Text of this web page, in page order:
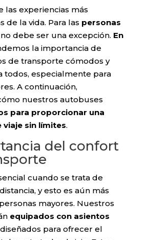
las experiencias más
de la vida. Para las personas
debe ser una excepción. En
la importancia de
de transporte cómodos y
todos, especialmente para
A continuación,
nuestros autobuses
para proporcionar una
viaje sin límites.
del confort
cuando se trata de
y esto es aún más
mayores. Nuestros
equipados con asientos
para ofrecer el